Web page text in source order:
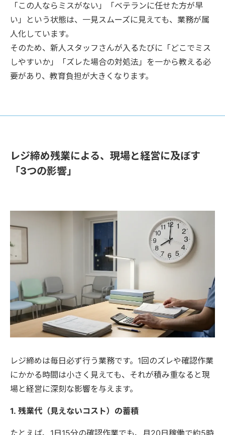
「この人ならミスがない」「ベテランに任せた方が早
い」という状態は、一見スムーズに見えても、業務が属
人化しています。
そのため、新人スタッフさんが入るたびに「どこでミス
しやすいか」「ズレた場合の対処法」を一から教える必
要があり、教育負担が大きくなります。
レジ締め残業による、現場と経営に及ぼす
「3つの影響」
レジ締めは毎日必ず行う業務です。1回のズレや確認作業
にかかる時間は小さく見えても、それが積み重なると現
場と経営に深刻な影響を与えます。
1. 残業代（見えないコスト）の蓄積
たとえば、1日15分の確認作業でも、月20日稼働で約5時